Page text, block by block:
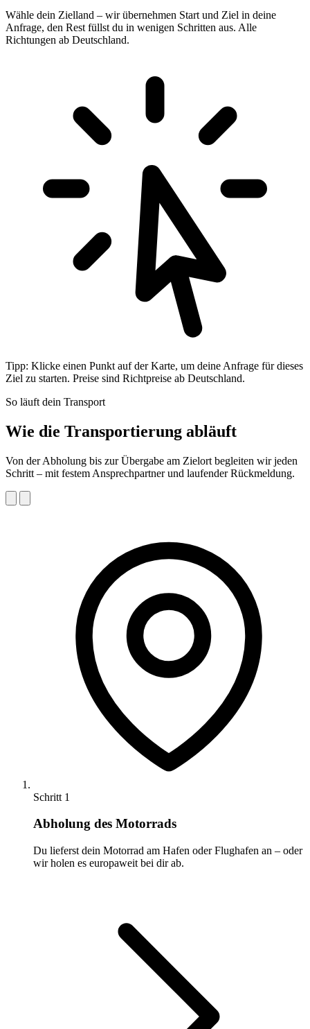
Wähle dein Zielland – wir übernehmen Start und Ziel in deine
Anfrage, den Rest füllst du in wenigen Schritten aus. Alle
Richtungen ab Deutschland.
Tipp: Klicke einen Punkt auf der Karte, um deine Anfrage für dieses
Ziel zu starten. Preise sind Richtpreise ab Deutschland.
So läuft dein Transport
Wie die Transportierung abläuft
Von der Abholung bis zur Übergabe am Zielort begleiten wir jeden
Schritt – mit festem Ansprechpartner und laufender Rückmeldung.
Schritt 1
Abholung des Motorrads
Du lieferst dein Motorrad am Hafen oder Flughafen an – oder
wir holen es europaweit bei dir ab.